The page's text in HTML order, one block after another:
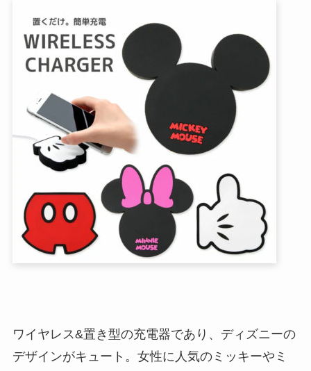
ワイヤレス&置き型の充電器であり、ディズニーの
デザインがキュート。女性に人気のミッキーやミ